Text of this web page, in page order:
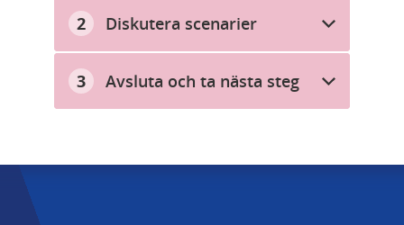
Diskutera scenarier
Avsluta och ta nästa steg